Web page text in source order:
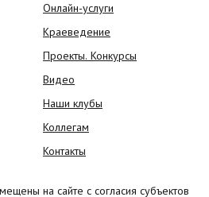
Онлайн-услуги
Краеведение
Проекты. Конкурсы
Видео
Наши клубы
Коллегам
Контакты
на сайте с согласия субъектов